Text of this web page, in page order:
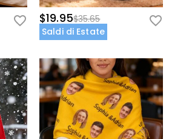
$19.95$35.65
Saldi di Estate